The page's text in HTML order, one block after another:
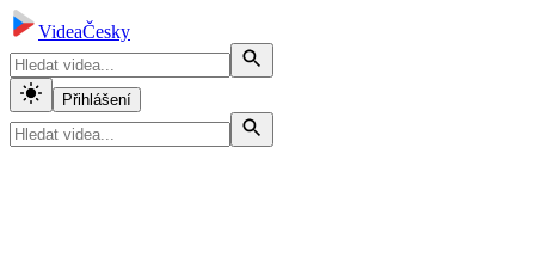
VideaČesky
Přihlášení